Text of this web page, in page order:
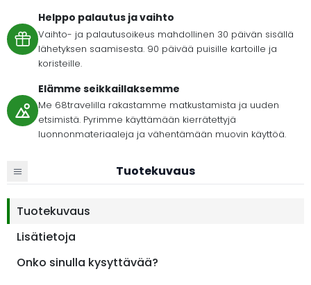
Helppo palautus ja vaihto
Vaihto- ja palautusoikeus mahdollinen 30 päivän sisällä
lähetyksen saamisesta. 90 päivää puisille kartoille ja
koristeille.
Elämme seikkaillaksemme
Me 68travelilla rakastamme matkustamista ja uuden
etsimistä. Pyrimme käyttämään kierrätettyjä
luonnonmateriaaleja ja vähentämään muovin käyttöä.
Tuotekuvaus
Tuotekuvaus
Lisätietoja
Onko sinulla kysyttävää?